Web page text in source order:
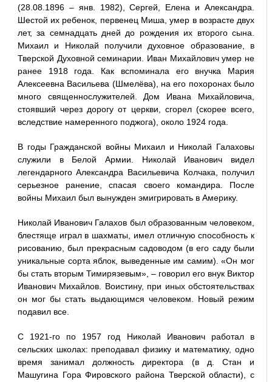
(28.08.1896 – янв. 1982), Сергей, Елена и Александра.
Шестой их ребенок, первенец Миша, умер в возрасте двух
лет, за семнадцать дней до рождения их второго сына.
Михаил и Николай получили духовное образование, в
Тверской Духовной семинарии. Иван Михайлович умер не
ранее 1918 года. Как вспоминала его внучка Мария
Алексеевна Васильева (Шмелёва), на его похоронах было
много священнослужителей. Дом Ивана Михайловича,
стоявший через дорогу от церкви, сгорел (скорее всего,
вследствие намеренного поджога), около 1924 года.
В годы Гражданской войны Михаил и Николай Галаховы
служили в Белой Армии. Николай Иванович видел
легендарного Александра Васильевича Колчака, получил
серьезное ранение, спасая своего командира. После
войны Михаил был вынужден эмигрировать в Америку.
Николай Иванович Галахов был образованным человеком,
блестяще играл в шахматы, имел отличную способность к
рисованию, был прекрасным садоводом (в его саду были
уникальные сорта яблок, выведенные им самим). «Он мог
бы стать вторым Тимирязевым», – говорил его внук Виктор
Иванович Михайлов. Воистину, при иных обстоятельствах
он мог бы стать выдающимся человеком. Новый режим
подавил все.
С 1921-го по 1957 год Николай Иванович работал в
сельских школах: преподавал физику и математику, одно
время занимал должность директора (в д. Стан и
Машугина Гора Фировского района Тверской области), с